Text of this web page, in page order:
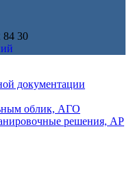
84 30
документации
облик, АГО
решения, АР